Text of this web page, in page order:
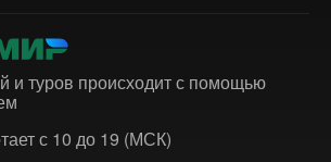
и туров происходит с помощью
с 10 до 19 (МСК)